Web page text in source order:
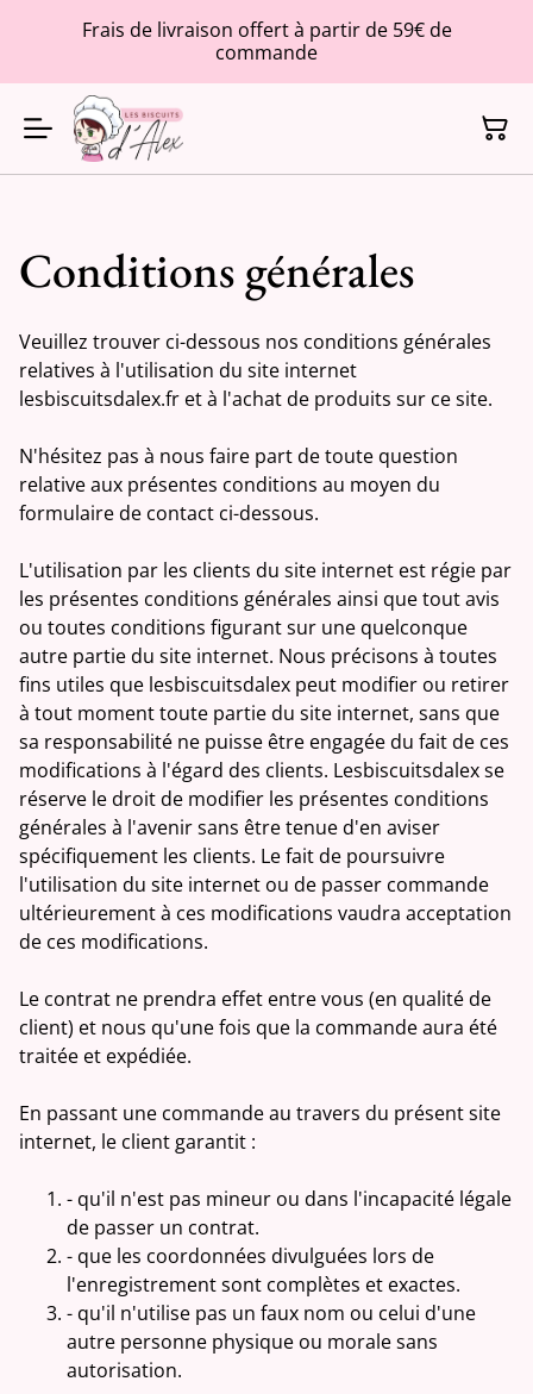
Frais de livraison offert à partir de 59€ de
commande
Conditions générales
Veuillez trouver ci-dessous nos conditions générales
relatives à l'utilisation du site internet
lesbiscuitsdalex.fr et à l'achat de produits sur ce site.
N'hésitez pas à nous faire part de toute question
relative aux présentes conditions au moyen du
formulaire de contact ci-dessous.
L'utilisation par les clients du site internet est régie par
les présentes conditions générales ainsi que tout avis
ou toutes conditions figurant sur une quelconque
autre partie du site internet. Nous précisons à toutes
fins utiles que lesbiscuitsdalex peut modifier ou retirer
à tout moment toute partie du site internet, sans que
sa responsabilité ne puisse être engagée du fait de ces
modifications à l'égard des clients. Lesbiscuitsdalex se
réserve le droit de modifier les présentes conditions
générales à l'avenir sans être tenue d'en aviser
spécifiquement les clients. Le fait de poursuivre
l'utilisation du site internet ou de passer commande
ultérieurement à ces modifications vaudra acceptation
de ces modifications.
Le contrat ne prendra effet entre vous (en qualité de
client) et nous qu'une fois que la commande aura été
traitée et expédiée.
En passant une commande au travers du présent site
internet, le client garantit :
- qu'il n'est pas mineur ou dans l'incapacité légale
de passer un contrat.
- que les coordonnées divulguées lors de
l'enregistrement sont complètes et exactes.
- qu'il n'utilise pas un faux nom ou celui d'une
autre personne physique ou morale sans
autorisation.